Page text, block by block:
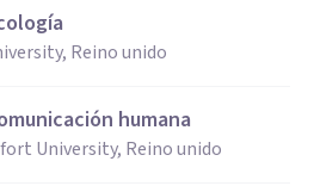
Reino unido
humana
University, Reino unido